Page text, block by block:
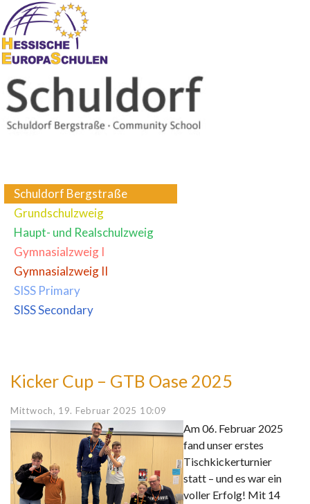
Schuldorf Bergstraße
Grundschulzweig
Haupt- und Realschulzweig
Gymnasialzweig I
Gymnasialzweig II
SISS Primary
SISS Secondary
Kicker Cup – GTB Oase 2025
Mittwoch, 19. Februar 2025 10:09
Am 06. Februar 2025
fand unser erstes
Tischkickerturnier
statt – und es war ein
voller Erfolg! Mit 14